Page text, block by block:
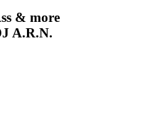
& more
A.R.N.